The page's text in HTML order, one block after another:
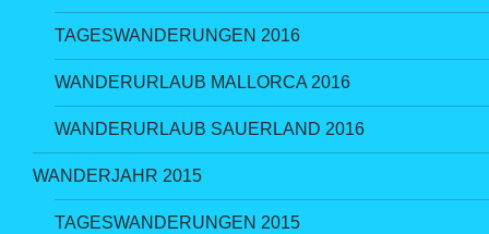
TAGESWANDERUNGEN 2016
WANDERURLAUB MALLORCA 2016
WANDERURLAUB SAUERLAND 2016
WANDERJAHR 2015
TAGESWANDERUNGEN 2015